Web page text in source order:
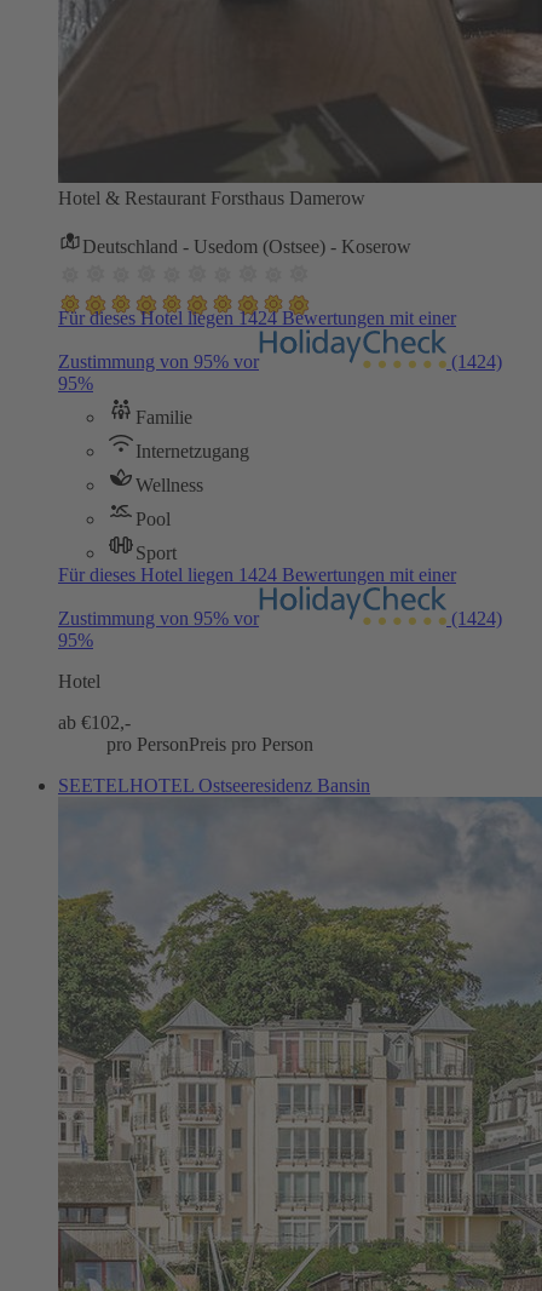
Hotel & Restaurant Forsthaus Damerow
Deutschland - Usedom (Ostsee) - Koserow
Für dieses Hotel liegen 1424 Bewertungen mit einer
Zustimmung von 95% vor
(1424)
95%
Familie
Internetzugang
Wellness
Pool
Sport
Für dieses Hotel liegen 1424 Bewertungen mit einer
Zustimmung von 95% vor
(1424)
95%
Hotel
ab €102,-
pro PersonPreis pro Person
SEETELHOTEL Ostseeresidenz Bansin